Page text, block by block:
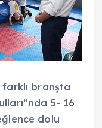
farklı branşta
5- 16
dolu